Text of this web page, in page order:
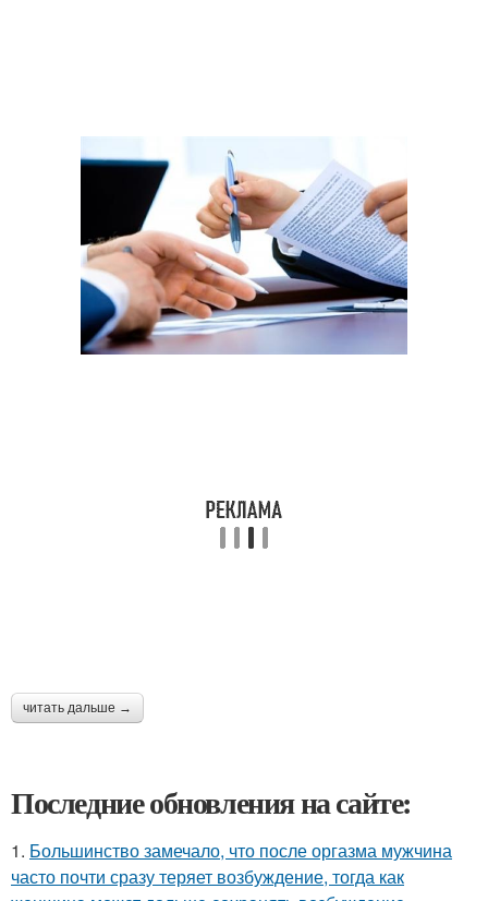
читать дальше →
Последние обновления на сайте:
1. Большинство замечало, что после оргазма мужчина
часто почти сразу теряет возбуждение, тогда как